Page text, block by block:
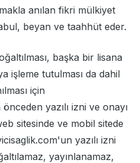
anılan fikri mülkiyet
beyan ve taahhüt eder.
başka bir lisana
işleme tutulması da dahil
için
yazılı izni ve onayı
sitesinde ve mobil sitede
yazılı izni
yayınlanamaz,